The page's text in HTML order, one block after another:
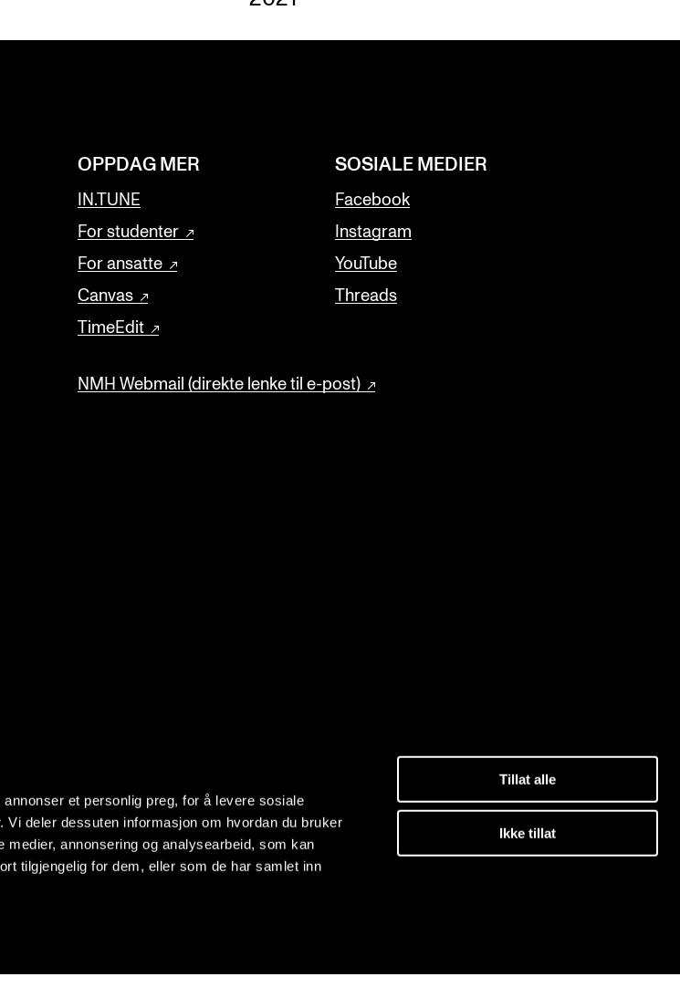
et personlig preg, for å levere sosiale
deler dessuten informasjon om hvordan du bruker
annonsering og analysearbeid, som kan
tilgjengelig for dem, eller som de har samlet inn
Tillat alle
Ikke tillat
OPPDAG MER
IN.TUNE
For studenter
For ansatte
Canvas
TimeEdit
NMH Webmail (direkte lenke til e-post)
SOSIALE MEDIER
Facebook
Instagram
YouTube
Threads